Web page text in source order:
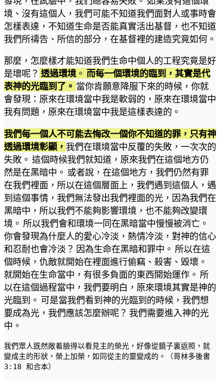
境、沒有這個人，我們可能不知道我們面對人或事時會
怎樣表達，不知道生命是否能真實活出基督，也不知道
我們所禱告、所信的部分，在基督裡的建造究竟如何。
那麼，怎麼樣才能知道我們生命中個人的工程究竟是好
是壞呢？ 透過環境 。 而每一個環境的臨到，其實是代
表神的光臨到了。 當你肯願意降服下來的時候，你就
會發現：原來在環境當中我是軟弱的，原來在環境當中
我有問題，原來在環境當中我是這樣表達的。
我們每一個人不可能去悔改一個你不知道的罪，只有神
透過環境彰顯， 我們在環境當中反覆的失敗，一次次的
失敗。 這個時候我們就知道，原來我們在這個地方仍
然是在黑暗中。 或者說，在這個地方，我們仍然有罪
在我們裡面，所以在這個層面上，我們遇到這個人，遇
到這個事情，我們無法發出我們裡面的光，因為我們在
黑暗中，所以我們不能夠影響環境，也不能夠改變環
境。 所以我們會和環境一同在黑暗當中慢慢被消亡。
你會發現為什麼人的愛心冷淡，熱情冷淡，對神的信心
和忍耐也會冷淡？ 因為生命在黑暗和罪中。 所以在這
個時候，仇敵就開始在裡面進行偷竊、殺害、毀壞。
就開始在生命當中，有很多負面的東西開始運作。 所
以在這個過程當中，我們要明白，原來環境其實是神的
光臨到。 可是當我們看到神的光臨到的時候，我們想
要成為光，我們應該怎麼辦呢？ 我們需要進入神的光
中。
我們眾人既然敞着臉得以看見主的榮光，好像從鏡子裏返照，就
變成主的形狀，榮上加榮，如同從主的靈變成的。（哥林多後書
3:18 和合本）